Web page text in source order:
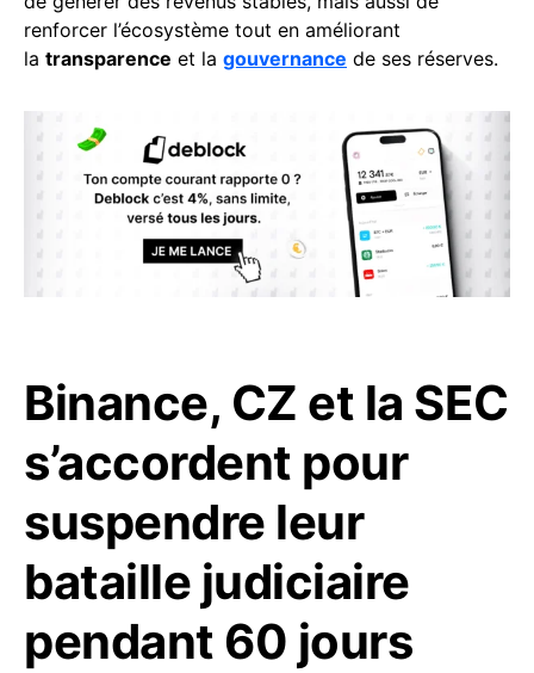
renforcer l’écosystème tout en améliorant
la transparence et la gouvernance de ses réserves.
Binance, CZ et la SEC
s’accordent pour
suspendre leur
bataille judiciaire
pendant 60 jours